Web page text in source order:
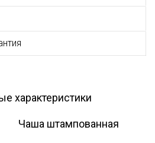
характеристики
Чаша штампованная